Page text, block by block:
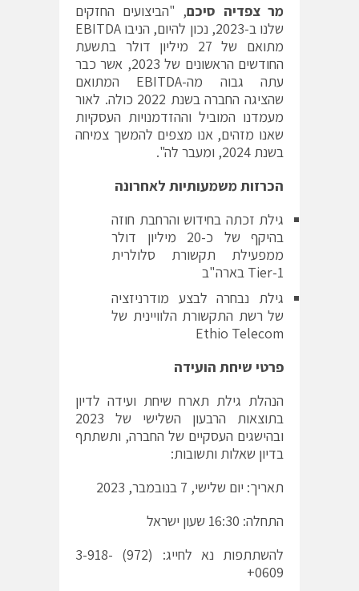
מר צפדיה סיכם, "הביצועים החזקים
שלנו ב-2023, נכון להיום, הניבו EBITDA
מתואם של 27 מיליון דולר בתשעת
החודשים הראשונים של 2023, אשר כבר
עתה גבוה מה-EBITDA המתואם
שהציגה החברה בשנת 2022 כולה. לאור
מעמדנו המוביל וההזדמנויות העסקיות
שאנו מזהים, אנו מצפים להמשך צמיחה
בשנת 2024, ומעבר לה".
הכרזות משמעותיות לאחרונה
גילת זכתה בחידוש והרחבת חוזה
בהיקף של כ-20 מיליון דולר
ממפעילת תקשורת סלולרית
Tier-1 בארה"ב
גילת נבחרה לבצע מודרניזציה
של רשת התקשורת הלוויינית של
Ethio Telecom
פרטי שיחת הועידה
הנהלת גילת תארח שיחת ועידה לדיון
בתוצאות הרבעון השלישי של 2023
ובהישגים העסקיים של החברה, ותשתתף
בדיון שאלות ותשובות:
תאריך: יום שלישי, 7 בנובמבר, 2023
התחלה: 16:30 שעון ישראל
להשתתפות נא לחייג: (972) 3-918-
0609+